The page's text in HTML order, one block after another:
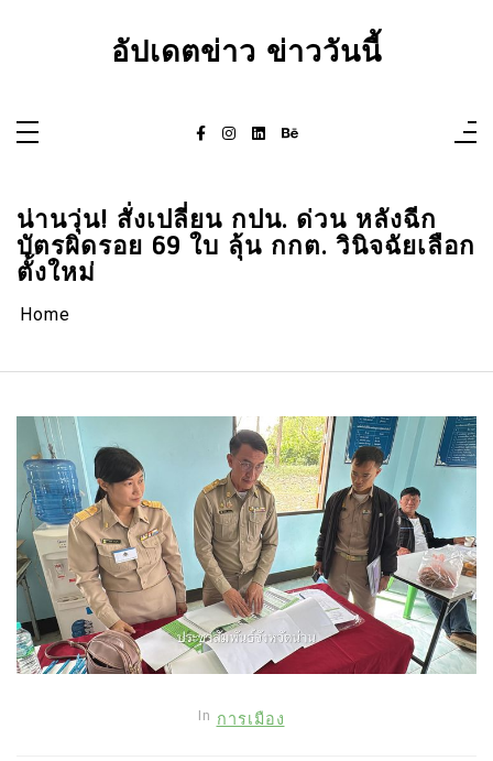
อัปเดตข่าว ข่าววันนี้
น่านวุ่น! สั่งเปลี่ยน กปน. ด่วน หลังฉีก
บัตรผิดรอย 69 ใบ ลุ้น กกต. วินิจฉัยเลือก
ตั้งใหม่
Home
In การเมือง